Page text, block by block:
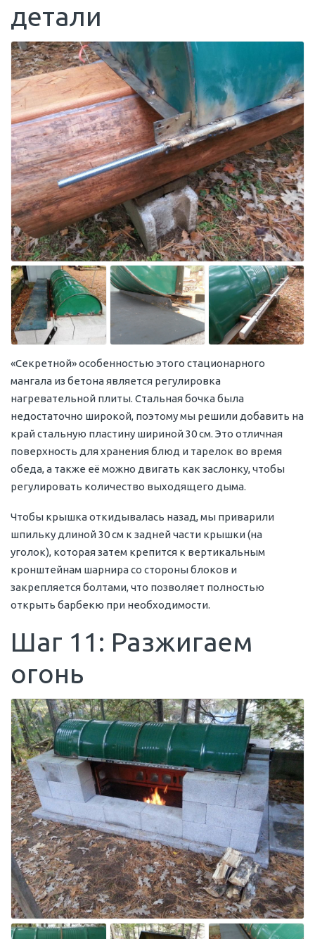
детали
«Секретной» особенностью этого стационарного
мангала из бетона является регулировка
нагревательной плиты. Стальная бочка была
недостаточно широкой, поэтому мы решили добавить на
край стальную пластину шириной 30 см. Это отличная
поверхность для хранения блюд и тарелок во время
обеда, а также её можно двигать как заслонку, чтобы
регулировать количество выходящего дыма.
Чтобы крышка откидывалась назад, мы приварили
шпильку длиной 30 см к задней части крышки (на
уголок), которая затем крепится к вертикальным
кронштейнам шарнира со стороны блоков и
закрепляется болтами, что позволяет полностью
открыть барбекю при необходимости.
Шаг 11: Разжигаем
огонь